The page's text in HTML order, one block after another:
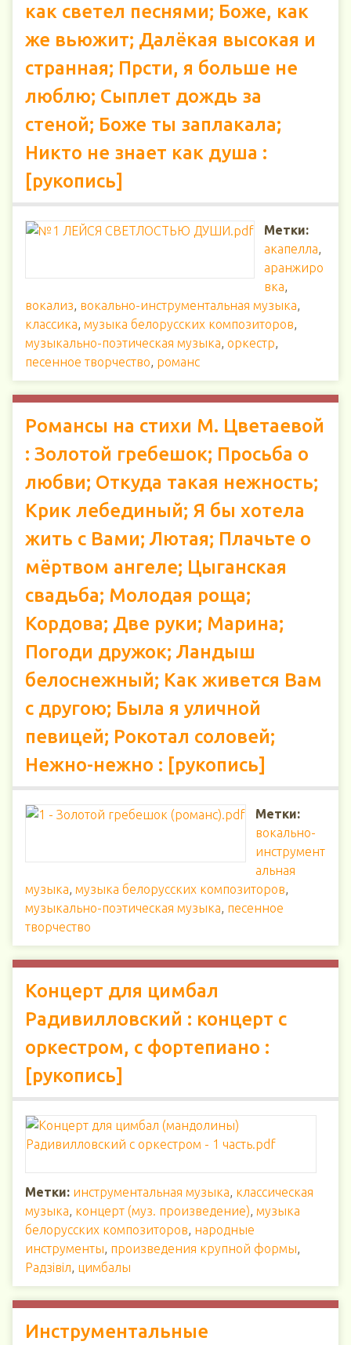
как светел песнями; Боже, как
же вьюжит; Далёкая высокая и
странная; Прсти, я больше не
люблю; Сыплет дождь за
стеной; Боже ты заплакала;
Никто не знает как душа :
[рукопись]
Метки:
акапелла,
аранжиро
вка,
вокализ, вокально-инструментальная музыка,
классика, музыка белорусских композиторов,
музыкально-поэтическая музыка, оркестр,
песенное творчество, романс
Романсы на стихи М. Цветаевой
: Золотой гребешок; Просьба о
любви; Откуда такая нежность;
Крик лебединый; Я бы хотела
жить с Вами; Лютая; Плачьте о
мёртвом ангеле; Цыганская
свадьба; Молодая роща;
Кордова; Две руки; Марина;
Погоди дружок; Ландыш
белоснежный; Как живется Вам
с другою; Была я уличной
певицей; Рокотал соловей;
Нежно-нежно : [рукопись]
Метки:
вокально-
инструмент
альная
музыка, музыка белорусских композиторов,
музыкально-поэтическая музыка, песенное
творчество
Концерт для цимбал
Радивилловский : концерт с
оркестром, с фортепиано :
[рукопись]
Метки: инструментальная музыка, классическая
музыка, концерт (муз. произведение), музыка
белорусских композиторов, народные
инструменты, произведения крупной формы,
Радзiвiл, цимбалы
Инструментальные